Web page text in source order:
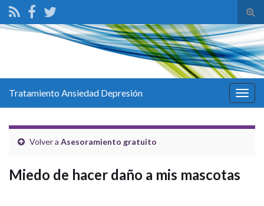
Tratamiento Ansiedad Depresión
Volver a Asesoramiento gratuito
Miedo de hacer daño a mis mascotas